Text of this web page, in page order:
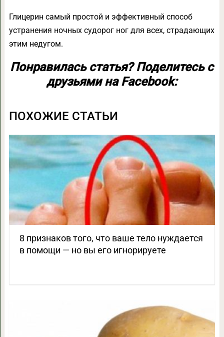
Глицерин самый простой и эффективный способ
устранения ночных судорог ног для всех, страдающих
этим недугом.
Понравилась статья? Поделитесь с
друзьями на Facebook:
ПОХОЖИЕ СТАТЬИ
8 признаков того, что ваше тело нуждается
в помощи — но вы его игнорируете